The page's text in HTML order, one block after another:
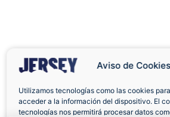
Aviso de Cookies
Utilizamos tecnologías como las cookies
acceder a la información del dispositivo. El
tecnologías nos permitirá procesar datos
Envíos a Domicilio